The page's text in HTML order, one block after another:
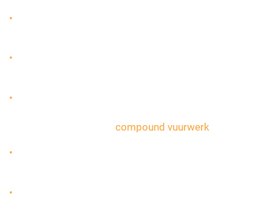
compound vuurwerk